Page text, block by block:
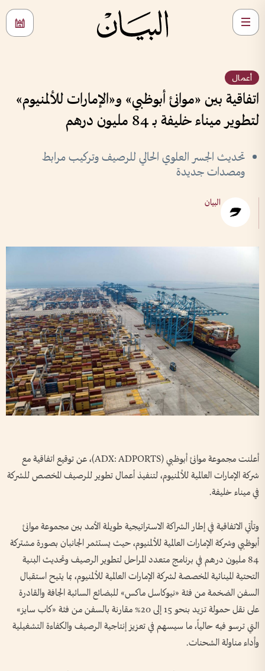
أعمال
اتفاقية بين «موانئ أبوظبي» و«الإمارات للألمنيوم»
لتطوير ميناء خليفة بـ 84 مليون درهم
تحديث الجسر العلوي الحالي للرصيف وتركيب مرابط
ومصدات جديدة
البيان
أعلنت مجموعة موانئ أبوظبي (ADX: ADPORTS)، عن توقيع اتفاقية مع
شركة الإمارات العالمية للألمنيوم، لتنفيذ أعمال تطوير للرصيف المخصص للشركة
في ميناء خليفة.
وتأتي الاتفاقية في إطار الشراكة الاستراتيجية طويلة الأمد بين مجموعة موانئ
أبوظبي وشركة الإمارات العالمية للألمنيوم، حيث يستثمر الجانبان بصورة مشتركة
84 مليون درهم في برنامج متعدد المراحل لتطوير الرصيف وتحديث البنية
التحتية المينائية المخصصة لشركة الإمارات العالمية للألمنيوم، بما يتيح استقبال
السفن الضخمة من فئة «نيوكاسل ماكس» للبضائع السائبة الجافة والقادرة
على نقل حمولة تزيد بنحو 15 إلى 20% مقارنة بالسفن من فئة «كاب سايز»
التي ترسو فيه حالياً، ما سيسهم في تعزيز إنتاجية الرصيف والكفاءة التشغيلية
وأداء مناولة الشحنات.